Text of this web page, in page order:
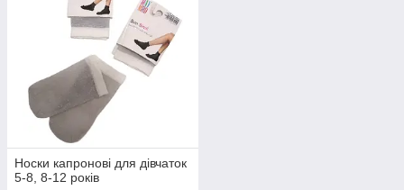
Носки капронові для дівчаток
5-8, 8-12 років